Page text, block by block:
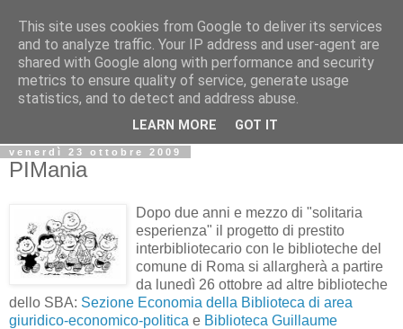
Biblio@rti in
Il Blog della Biblioteca di Area delle arti per condividere
informazioni iniziative incontri
venerdì 23 ottobre 2009
PIMania
Dopo due anni e mezzo di "solitaria
esperienza" il progetto di prestito
interbibliotecario con le biblioteche del
comune di Roma si allargherà a partire
da lunedì 26 ottobre ad altre biblioteche
dello SBA: Sezione Economia della Biblioteca di area
giuridico-economico-politica e Biblioteca Guillaume
This site uses cookies from Google to deliver its services
and to analyze traffic. Your IP address and user-agent are
shared with Google along with performance and security
metrics to ensure quality of service, generate usage
statistics, and to detect and address abuse.
LEARN MORE GOT IT